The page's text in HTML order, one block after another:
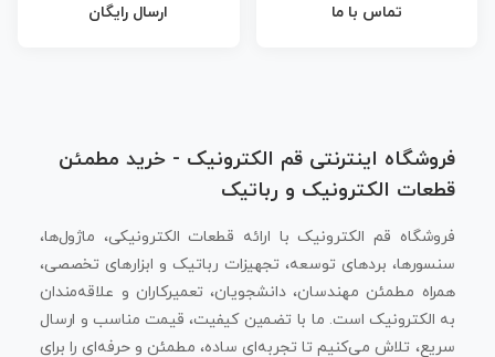
تماس با ما ارسال رایگان
فروشگاه اینترنتی قم الکترونیک - خرید مطمئن
قطعات الکترونیک و رباتیک
فروشگاه قم الکترونیک با ارائه قطعات الکترونیکی، ماژول‌ها،
سنسورها، بردهای توسعه، تجهیزات رباتیک و ابزارهای تخصصی،
همراه مطمئن مهندسان، دانشجویان، تعمیرکاران و علاقه‌مندان
به الکترونیک است. ما با تضمین کیفیت، قیمت مناسب و ارسال
سریع، تلاش می‌کنیم تا تجربه‌ای ساده، مطمئن و حرفه‌ای را برای